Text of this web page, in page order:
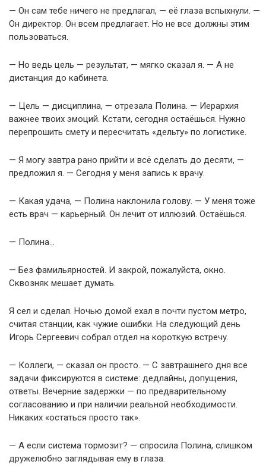
— Он сам тебе ничего не предлагал, — её глаза вспыхнули. —
Он директор. Он всем предлагает. Но не все должны этим
пользоваться.
— Но ведь цель — результат, — мягко сказал я. — А не
дистанция до кабинета.
— Цель — дисциплина, — отрезала Полина. — Иерархия
важнее твоих эмоций. Кстати, сегодня остаёшься. Нужно
перепрошить смету и пересчитать «дельту» по логистике.
— Я могу завтра рано прийти и всё сделать до десяти, —
предложил я. — Сегодня у меня запись к врачу.
— Какая удача, — Полина наклонила голову. — У меня тоже
есть врач — карьерный. Он лечит от иллюзий. Остаёшься.
— Полина…
— Без фамильярностей. И закрой, пожалуйста, окно.
Сквозняк мешает думать.
Я сел и сделал. Ночью домой ехал в почти пустом метро,
считая станции, как чужие ошибки. На следующий день
Игорь Сергеевич собрал отдел на короткую встречу.
— Коллеги, — сказал он просто. — С завтрашнего дня все
задачи фиксируются в системе: дедлайны, допущения,
ответы. Вечерние задержки — по предварительному
согласованию и при наличии реальной необходимости.
Никаких «остаться просто так».
— А если система тормозит? — спросила Полина, слишком
дружелюбно заглядывая ему в глаза.